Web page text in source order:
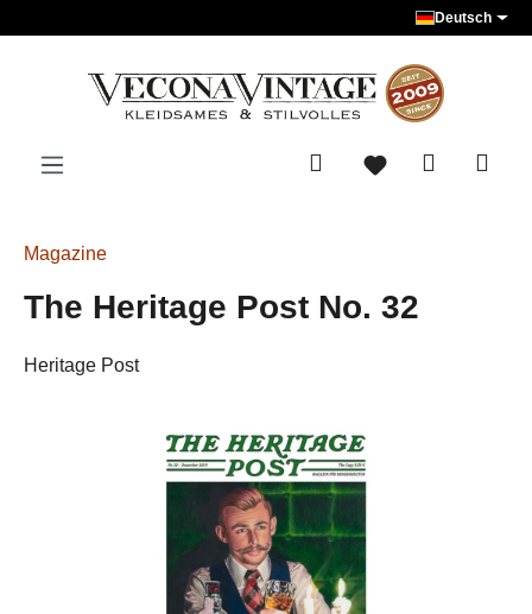
Deutsch
Magazine
The Heritage Post No. 32
Heritage Post
Bildergalerie überspringen